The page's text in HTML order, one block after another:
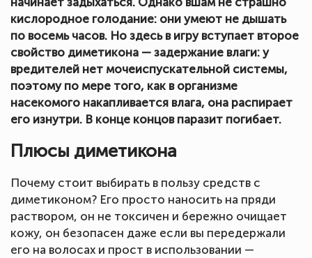
кислородное голодание: они умеют не дышать
по восемь часов. Но здесь в игру вступает второе
свойство диметикона — задержание влаги: у
вредителей нет мочеиспускательной системы,
поэтому по мере того, как в организме
насекомого накапливается влага, она распирает
его изнутри. В конце концов паразит погибает.
Плюсы диметикона
Почему стоит выбирать в пользу средств с
диметиконом? Его просто наносить на пряди
раствором, он не токсичен и бережно очищает
кожу, он безопасен даже если вы передержали
его на волосах и прост в использовании —